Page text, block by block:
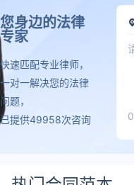
您身边的法律
专家
快速匹配专业律师，
一对一解决您的法律
问题，
已提供49958次咨询
0